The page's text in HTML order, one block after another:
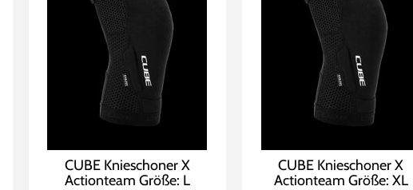
CUBE Knieschoner X
Actionteam Größe: L
CUBE Knieschoner X
Actionteam Größe: XL